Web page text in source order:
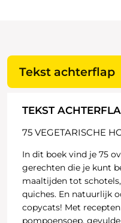
Tekst achterflap
TEKST
75 VEGETARISCHE
In dit boek vind je 75
gerechten die je kunt
maaltijden tot
quiches. En natuurlijk
copycats! Met
pompoensoep,